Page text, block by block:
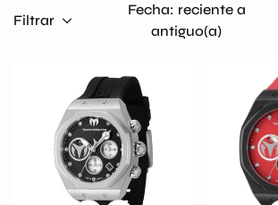
Filtrar
Fecha: reciente a
antiguo(a)